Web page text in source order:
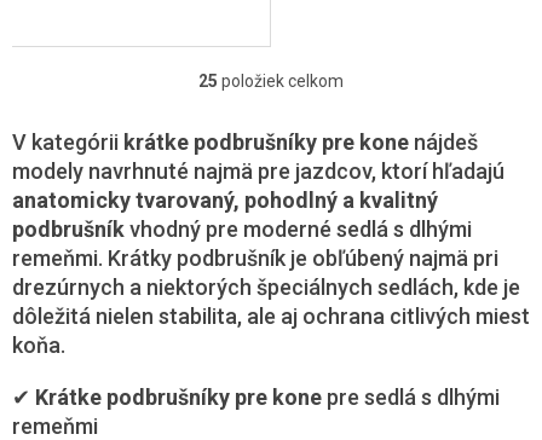
O
l
á
d
a
c
i
e
p
r
y
v
25 položiek celkom
V kategórii krátke podbrušníky pre kone nájdeš
modely navrhnuté najmä pre jazdcov, ktorí hľadajú
anatomicky tvarovaný, pohodlný a kvalitný
podbrušníkvhodný pre moderné sedlá s dlhými
remeňmi. Krátky podbrušník je obľúbený najmä pri
drezúrnych a niektorých špeciálnych sedlách, kde je
dôležitá nielen stabilita, ale aj ochrana citlivých miest
koňa.
✔ Krátke podbrušníky pre kone pre sedlá s dlhými
remeňmi